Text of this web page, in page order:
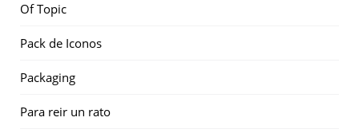
Of Topic
Pack de Iconos
Packaging
Para reir un rato